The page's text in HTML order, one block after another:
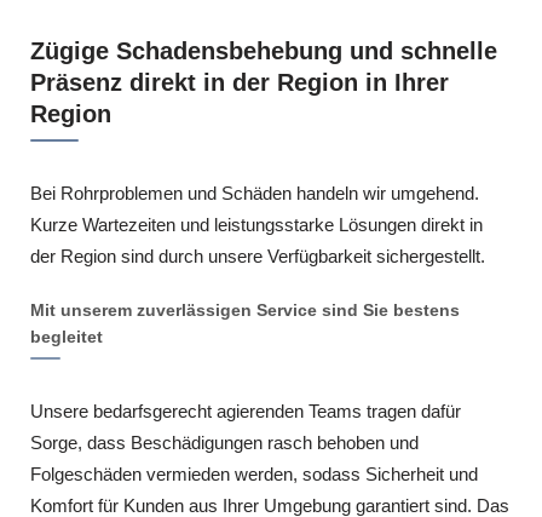
Zügige Schadensbehebung und schnelle
Präsenz direkt in der Region in Ihrer
Region
Bei Rohrproblemen und Schäden handeln wir umgehend.
Kurze Wartezeiten und leistungsstarke Lösungen direkt in
der Region sind durch unsere Verfügbarkeit sichergestellt.
Mit unserem zuverlässigen Service sind Sie bestens
begleitet
Unsere bedarfsgerecht agierenden Teams tragen dafür
Sorge, dass Beschädigungen rasch behoben und
Folgeschäden vermieden werden, sodass Sicherheit und
Komfort für Kunden aus Ihrer Umgebung garantiert sind. Das